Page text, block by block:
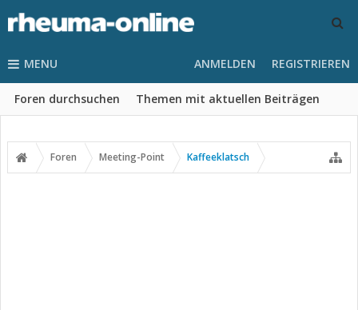
MENU
Foren durchsuchen Themen mit aktuellen Beiträgen
ANMELDEN REGISTRIEREN
Foren Meeting-Point Kaffeeklatsch